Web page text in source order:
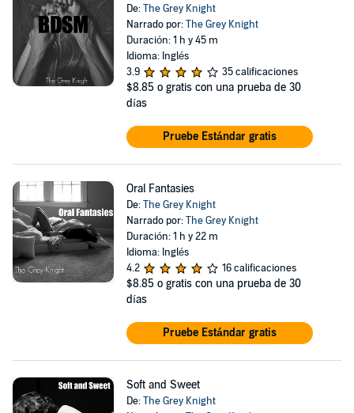
De:The Grey Knight
Narrado por:The Grey Knight
Duración: 1 h y 45 m
Idioma: Inglés
3.9
35 calificaciones
$8.85 o gratis con una prueba de 30
días
Pruebe Estándar gratis
Oral Fantasies
De:The Grey Knight
Narrado por:The Grey Knight
Duración: 1 h y 22 m
Idioma: Inglés
4.2
16 calificaciones
$8.85 o gratis con una prueba de 30
días
Pruebe Estándar gratis
Soft and Sweet
De:The Grey Knight